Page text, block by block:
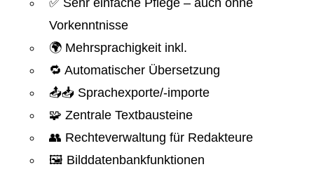
✅ Sehr einfache Pflege – auch ohne
Vorkenntnisse
🌍 Mehrsprachigkeit inkl.
🔁 Automatischer Übersetzung
📤📥 Sprachexporte/-importe
🧩 Zentrale Textbausteine
👥 Rechteverwaltung für Redakteure
🖼️ Bilddatenbankfunktionen